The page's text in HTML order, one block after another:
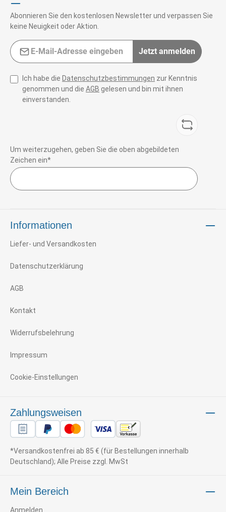
Abonnieren Sie den kostenlosen Newsletter und verpassen Sie
keine Neuigkeit oder Aktion.
E-Mail-Adresse*
Jetzt anmelden
Ich habe die Datenschutzbestimmungen zur Kenntnis
genommen und die AGB gelesen und bin mit ihnen
einverstanden.
Um weiterzugehen, geben Sie die oben abgebildeten
Zeichen ein*
Informationen
Liefer- und Versandkosten
Datenschutzerklärung
AGB
Kontakt
Widerrufsbelehrung
Impressum
Cookie-Einstellungen
Zahlungsweisen
*Versandkostenfrei ab 85 € (für Bestellungen innerhalb
Deutschland); Alle Preise zzgl. MwSt
Mein Bereich
Anmelden